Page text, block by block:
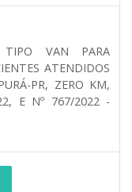
TIPO VAN PARA
ATENDIDOS
PR, ZERO KM,
E Nº 767/2022 -